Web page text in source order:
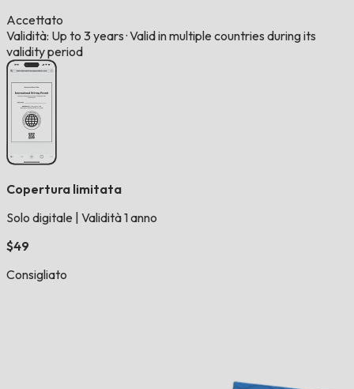
Accettato
Validità: Up to 3 years ·Valid in multiple countries during its
validity period
Copertura limitata
Solo digitale Validità 1 anno
$49
Consigliato